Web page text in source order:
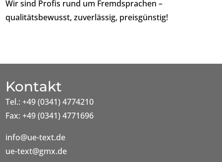
Wir sind Profis rund um Fremdsprachen –
qualitätsbewusst, zuverlässig, preisgünstig!
Kontakt
Tel.: +49 (0341) 4774210
Fax: +49 (0341) 4771696
info@ue-text.de
ue-text@gmx.de